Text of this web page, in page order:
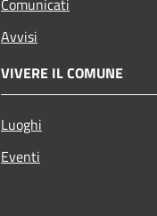
Avvisi
VIVERE IL COMUNE
Luoghi
Eventi